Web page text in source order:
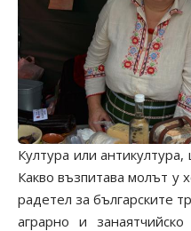
Култура или
Какво възпитава молът у
радетел за българските
аграрно и